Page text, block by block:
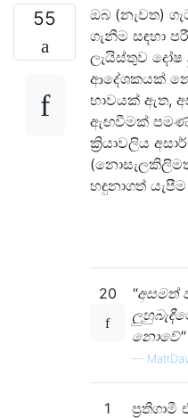
55
ඔබ (නැවත)
ගැනීම සඳහා
ලැයිස්තුව දෝෂ
ආදේශකයක්
භාවයක් ඇත,
ඇඟවීමක්
ක්‍රියාවලිය
හඳුනාගත් යැපීම
20
"අසමත්
නොවේ"
—
1